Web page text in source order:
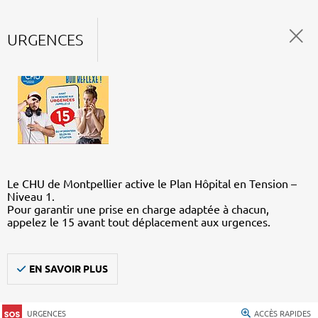
URGENCES
Le CHU de Montpellier active le Plan Hôpital en Tension –
Niveau 1.
Pour garantir une prise en charge adaptée à chacun,
appelez le 15 avant tout déplacement aux urgences.
EN SAVOIR PLUS
URGENCES ACCÈS RAPIDES